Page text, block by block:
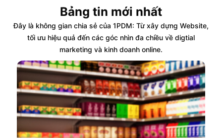
Bảng tin mới nhất
Đây là không gian chia sẻ của 1PDM: Từ xây dựng Website,
tối ưu hiệu quả đến các góc nhìn đa chiều về digtial
marketing và kinh doanh online.